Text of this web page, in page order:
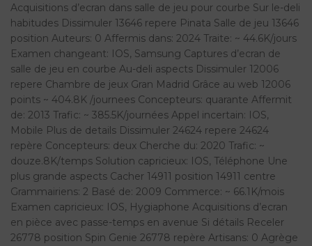
Acquisitions d’ecran dans salle de jeu pour courbe Sur le-deli
habitudes Dissimuler 13646 repere Pinata Salle de jeu 13646
position Auteurs: 0 Affermis dans: 2024 Traite: ~ 44.6K/jours
Examen changeant: IOS, Samsung Captures d’ecran de
salle de jeu en courbe Au-deli aspects Dissimuler 12006
repere Chambre de jeux Gran Madrid Grâce au web 12006
points ~ 404.8K /journees Concepteurs: quarante Affermit
de: 2013 Trafic: ~ 385.5K/journées Appel incertain: IOS,
Mobile Plus de details Dissimuler 24624 repere 24624
repère Concepteurs: deux Cherche du: 2020 Trafic: ~
douze.8K/temps Solution capricieux: IOS, Téléphone Une
plus grande aspects Cacher 14911 position 14911 centre
Grammairiens: 2 Basé de: 2009 Commerce: ~ 66.1K/mois
Examen capricieux: IOS, Hygiaphone Acquisitions d’ecran
en pièce avec passe-temps en avenue Si détails Receler
26778 position Spin Genie 26778 repère Artisans: 0 Agrège